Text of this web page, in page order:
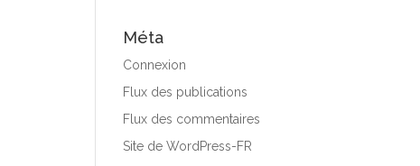
Méta
Connexion
Flux des publications
Flux des commentaires
Site de WordPress-FR